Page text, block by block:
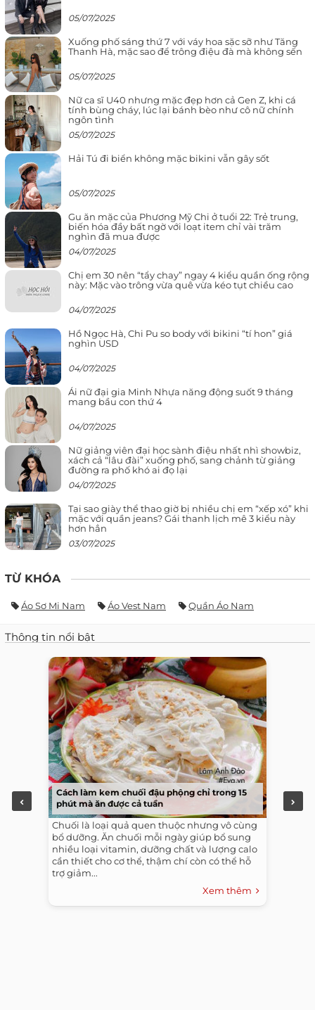
05/07/2025
Xuống phố sáng thứ 7 với váy hoa sặc sỡ như Tăng
Thanh Hà, mặc sao để trông điệu đà mà không sến
05/07/2025
Nữ ca sĩ U40 nhưng mặc đẹp hơn cả Gen Z, khi cá
tính bùng cháy, lúc lại bánh bèo như cô nữ chính
ngôn tình
05/07/2025
Hải Tú đi biển không mặc bikini vẫn gây sốt
05/07/2025
Gu ăn mặc của Phương Mỹ Chi ở tuổi 22: Trẻ trung,
biến hóa đầy bất ngờ với loạt item chỉ vài trăm
nghìn đã mua được
04/07/2025
Chị em 30 nên “tẩy chay” ngay 4 kiểu quần ống rộng
này: Mặc vào trông vừa quê vừa kéo tụt chiều cao
04/07/2025
Hồ Ngọc Hà, Chi Pu so body với bikini “tí hon” giá
nghìn USD
04/07/2025
Ái nữ đại gia Minh Nhựa năng động suốt 9 tháng
mang bầu con thứ 4
04/07/2025
Nữ giảng viên đại học sành điệu nhất nhì showbiz,
xách cả “lâu đài” xuống phố, sang chảnh từ giảng
đường ra phố khó ai đọ lại
04/07/2025
Tại sao giày thể thao giờ bị nhiều chị em “xếp xó” khi
mặc với quần jeans? Gái thanh lịch mê 3 kiểu này
hơn hẳn
03/07/2025
TỪ KHÓA
Áo Sơ Mi Nam Áo Vest Nam Quần Áo Nam
Thông tin nổi bật
Cách làm kem chuối đậu phộng chỉ trong 15
phút mà ăn được cả tuần
Chuối là loại quả quen thuộc nhưng vô cùng
bổ dưỡng. Ăn chuối mỗi ngày giúp bổ sung
nhiều loại vitamin, dưỡng chất và lượng calo
cần thiết cho cơ thể, thậm chí còn có thể hỗ
trợ giảm...
Xem thêm